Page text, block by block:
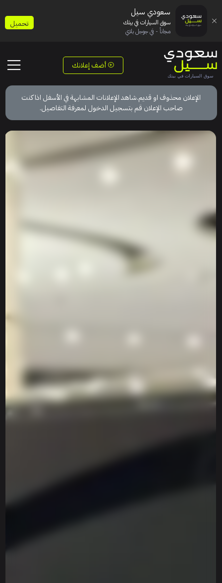
أضف إعلانك
الإعلان محذوف او قديم.شاهد الإعلانات المشابهة في الأسفل اذا كنت
صاحب الإعلان قم بتسجيل الدخول لمعرفة التفاصيل.
سعودي سيل
سوق السيارات في بيتك
مجاناً - في جوجل بلاي
تحميل